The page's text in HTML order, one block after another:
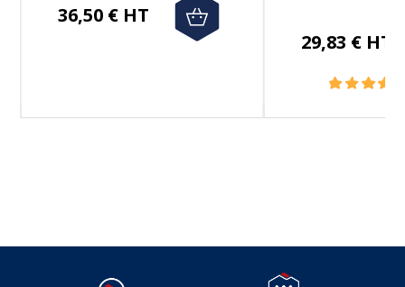
36,50 € HT
29,83 € HT